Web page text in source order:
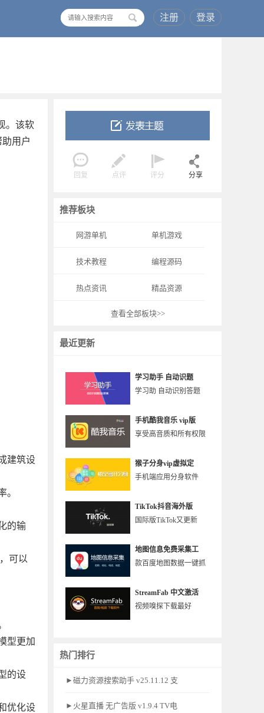
注册 登录
回复 点评 评分 分享
推荐板块
网游单机 单机游戏
技术教程 编程源码
热点资讯 精品资源
查看全部板块>>
最近更新
学习助手 自动识题
学习助 自动识别答题
手机酷我音乐 vip版
享受高音质和所有权限
猴子分身vip虚拟定
手机端应用分身软件
TikTok抖音海外版
国际版TikTok又更新
地图信息免费采集工
款百度地图数据一键抓
StreamFab 中文激活
视频嗅探下载最好
热门排行
►磁力资源搜索助手 v25.11.12 支
►火星直播 无广告版 v1.9.4 TV电
。该软
用户
建筑设
。
的输
可以
型更加
的设
优化设